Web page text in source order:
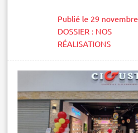
Publié le 29
DOSSIER : NOS
RÉALISATIONS